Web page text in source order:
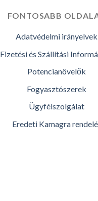
FONTOSABB
Adatvédelmi irányelvek
Fizetési és Szállítási
Potencianövelők
Fogyasztószerek
Ügyfélszolgálat
Eredeti Kamagra